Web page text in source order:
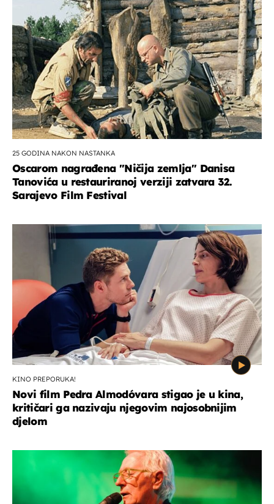
25 GODINA NAKON NASTANKA
Oscarom nagrađena ''Ničija zemlja'' Danisa
Tanovića u restauriranoj verziji zatvara 32.
Sarajevo Film Festival
KINO PREPORUKA!
Novi film Pedra Almodóvara stigao je u kina,
kritičari ga nazivaju njegovim najosobnijim
djelom